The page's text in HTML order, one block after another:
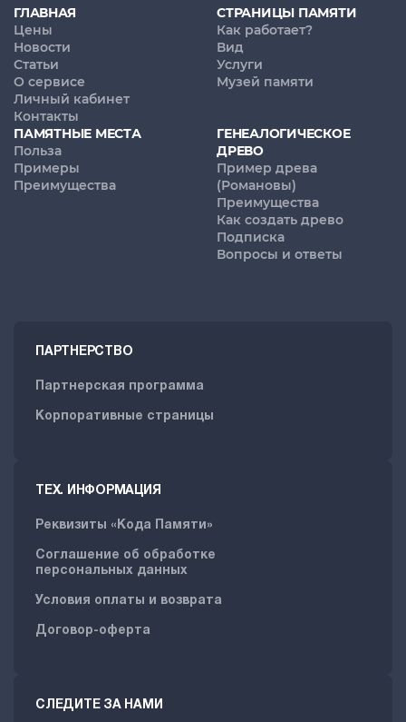
ГЛАВНАЯ
Цены
Новости
Статьи
О сервисе
Личный кабинет
Контакты
СТРАНИЦЫ ПАМЯТИ
Как работает?
Вид
Услуги
Музей памяти
ПАМЯТНЫЕ МЕСТА
Польза
Примеры
Преимущества
ГЕНЕАЛОГИЧЕСКОЕ
ДРЕВО
Пример древа
(Романовы)
Преимущества
Как создать древо
Подписка
Вопросы и ответы
ПАРТНЕРСТВО
Партнерская программа
Корпоративные страницы
ТЕХ. ИНФОРМАЦИЯ
Реквизиты «Кода Памяти»
Соглашение об обработке
персональных данных
Условия оплаты и возврата
Договор-оферта
СЛЕДИТЕ ЗА НАМИ